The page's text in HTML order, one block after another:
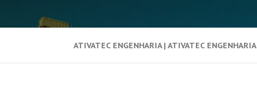
ATIVATEC ENGENHARIA | ATIVATEC ENGENHARIA